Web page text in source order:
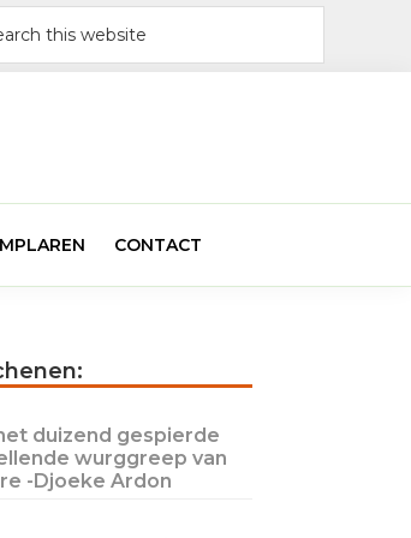
CONTACT
duizend gespierde
wurggreep van
-Djoeke Ardon